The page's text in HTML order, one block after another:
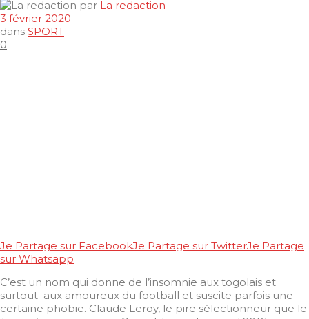
par La redaction
3 février 2020
dans SPORT
0
Je Partage sur FacebookJe Partage sur TwitterJe Partage
sur Whatsapp
C’est un nom qui donne de l’insomnie aux togolais et
surtout aux amoureux du football et suscite parfois une
certaine phobie. Claude Leroy, le pire sélectionneur que le